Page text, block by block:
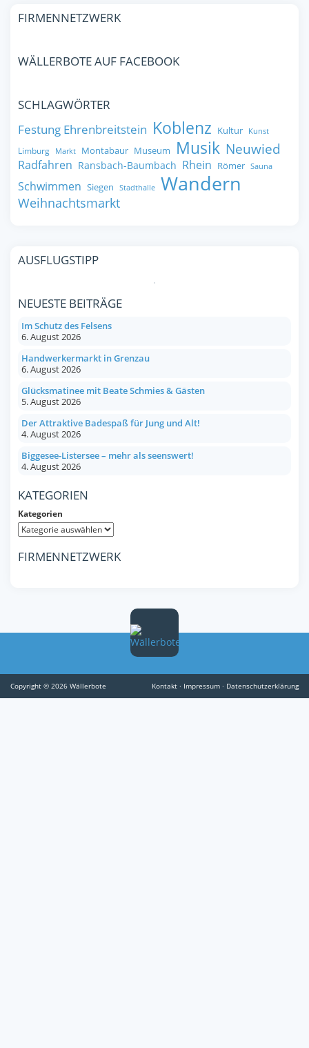
FIRMENNETZWERK
WÄLLERBOTE AUF FACEBOOK
SCHLAGWÖRTER
Festung Ehrenbreitstein Koblenz Kultur Kunst
Limburg Markt Montabaur Museum Musik Neuwied
Radfahren Ransbach-Baumbach Rhein Römer Sauna
Schwimmen Siegen Stadthalle Wandern
Weihnachtsmarkt
AUSFLUGSTIPP
NEUESTE BEITRÄGE
Im Schutz des Felsens
6. August 2026
Handwerkermarkt in Grenzau
6. August 2026
Glücksmatinee mit Beate Schmies & Gästen
5. August 2026
Der Attraktive Badespaß für Jung und Alt!
4. August 2026
Biggesee-Listersee – mehr als seenswert!
4. August 2026
KATEGORIEN
Kategorien
FIRMENNETZWERK
Copyright © 2026 Wällerbote Kontakt · Impressum · Datenschutzerklärung